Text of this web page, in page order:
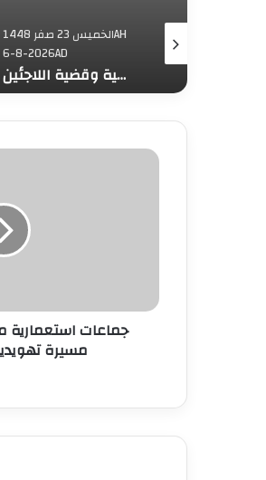
الخميس 23 صفر 1448AH
6-8-2026AD
محافظة القدس: العدوان على مخيم قلنديا يستهدف المخيمات الفلسطينية وقضية اللاجئين
الخميس 23 صفر 1448AH
6-8-2026AD
جماعات استعمارية
مسيرة